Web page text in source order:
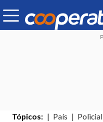
Tópicos: País Policial